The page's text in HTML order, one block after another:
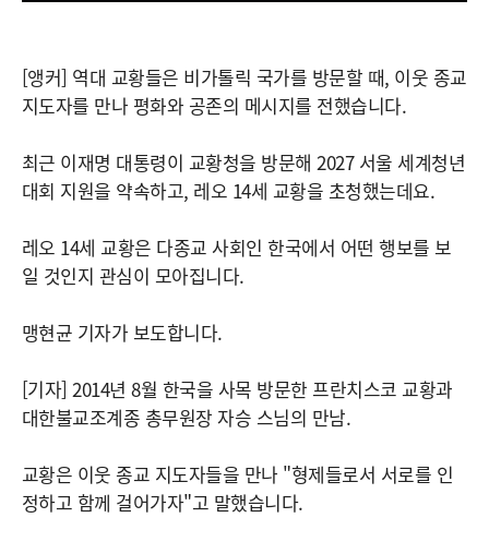
[앵커] 역대 교황들은 비가톨릭 국가를 방문할 때, 이웃 종교
지도자를 만나 평화와 공존의 메시지를 전했습니다.
최근 이재명 대통령이 교황청을 방문해 2027 서울 세계청년
대회 지원을 약속하고, 레오 14세 교황을 초청했는데요.
레오 14세 교황은 다종교 사회인 한국에서 어떤 행보를 보
일 것인지 관심이 모아집니다.
맹현균 기자가 보도합니다.
[기자] 2014년 8월 한국을 사목 방문한 프란치스코 교황과
대한불교조계종 총무원장 자승 스님의 만남.
교황은 이웃 종교 지도자들을 만나 "형제들로서 서로를 인
정하고 함께 걸어가자"고 말했습니다.